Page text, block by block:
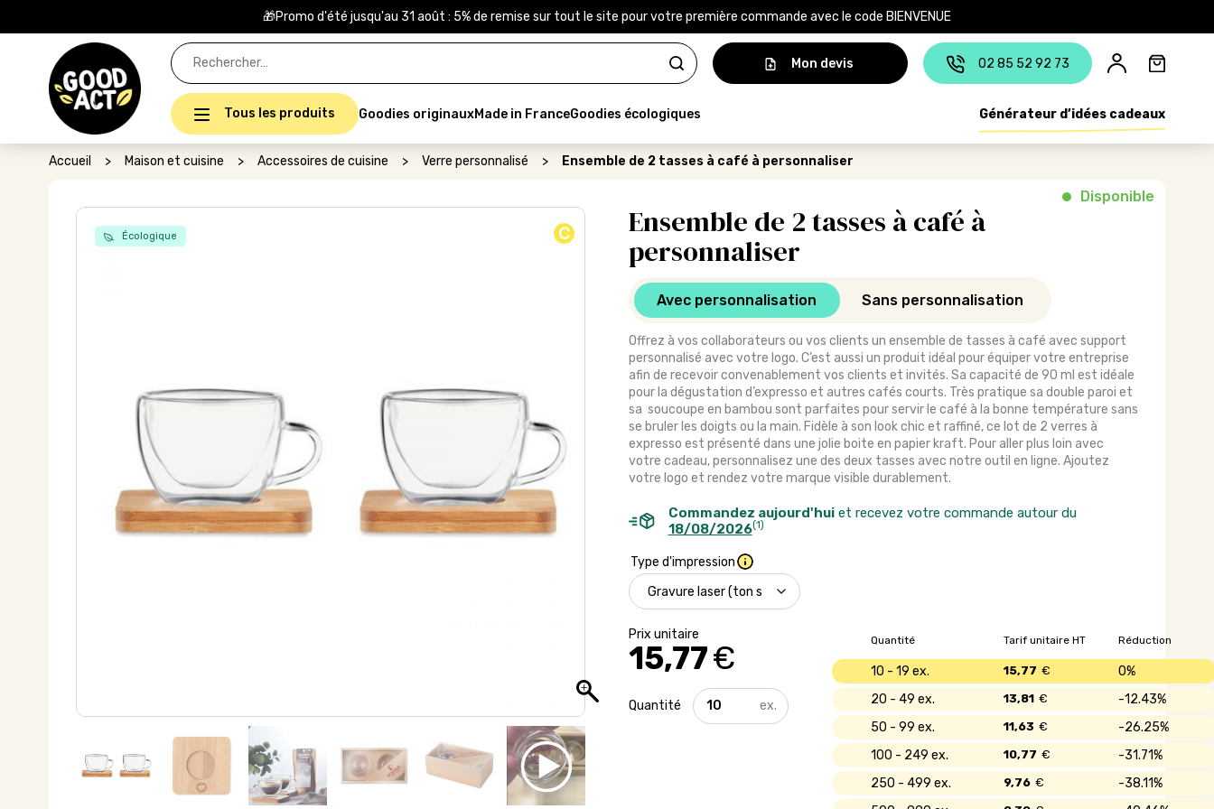
🎁Promo d'été jusqu'au 31 août : 5% de remise sur tout le site pour votre première commande avec le code BIENVENUE
Rechercher :
Mon devis
02 85 52 92 73
Tous les produits Goodies originauxMade in FranceGoodies écologiques Générateur d’idées cadeaux
Accueil > Maison et cuisine > Accessoires de cuisine > Verre personnalisé > Ensemble de 2 tasses à café à personnaliser
Écologique C
Ensemble de 2 tasses à café à
personnaliser
Disponible
Avec personnalisation Sans personnalisation
Offrez à vos collaborateurs ou vos clients un ensemble de tasses à café avec support
personnalisé avec votre logo. C’est aussi un produit idéal pour équiper votre entreprise
afin de recevoir convenablement vos clients et invités. Sa capacité de 90 ml est idéale
pour la dégustation d’expresso et autres cafés courts. Très pratique sa double paroi et
sa soucoupe en bambou sont parfaites pour servir le café à la bonne température sans
se bruler les doigts ou la main. Fidèle à son look chic et raffiné, ce lot de 2 verres à
expresso est présenté dans une jolie boite en papier kraft. Pour aller plus loin avec
votre cadeau, personnalisez une des deux tasses avec notre outil en ligne. Ajoutez
votre logo et rendez votre marque visible durablement.
Commandez aujourd'huiet recevez votre commande autour du
18/08/2026(1)
Type d'impression
15,77€
quantité
de
Quantité Réduction
Tarif unitaire HT
10 - 19 0%
15,77 €
20 - 49 12.43%
13,81 €
50 - 99 26.25%
11,63 €
100 - 249 31.71%
10,77 €
250 - 499 38.11%
9,76 €